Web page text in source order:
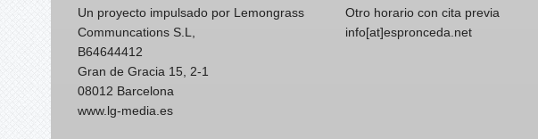
Un proyecto impulsado por Lemongrass
Communcations S.L,
B64644412
Gran de Gracia 15, 2-1
08012 Barcelona
www.lg-media.es
Otro horario con cita previa
info[at]espronceda.net